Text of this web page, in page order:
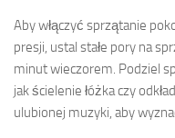
Aby włączyć sprzątanie
presji, ustal stałe pory na
minut wieczorem. Podziel
jak ścielenie łóżka czy
ulubionej muzyki, aby